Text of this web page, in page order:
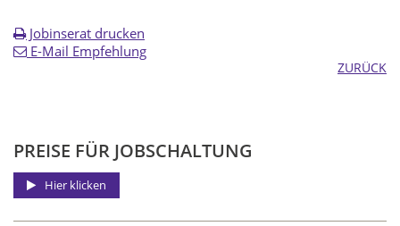
Jobinserat drucken
E-Mail Empfehlung
ZURÜCK
PREISE FÜR JOBSCHALTUNG
Hier klicken